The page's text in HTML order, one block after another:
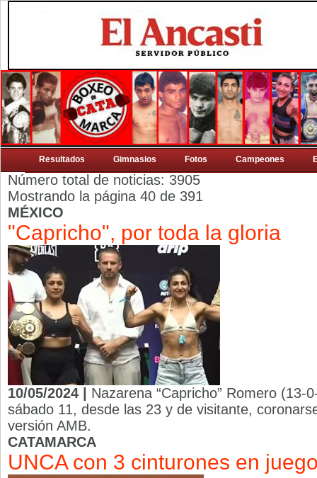
Resultados Gimnasios Fotos Campeones
Número total de noticias: 3905
Mostrando la página 40 de 391
MÉXICO
"Capricho", por toda la gloria
10/05/2024 | Nazarena “Capricho” Romero (13-
sábado 11, desde las 23 y de visitante,
versión AMB.
CATAMARCA
UNCA con 3 cinturones en